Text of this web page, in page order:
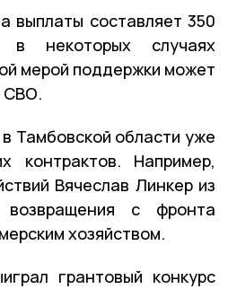
выплаты составляет 350
некоторых случаях
мерой поддержки может
СВО.
Тамбовской области уже
контрактов. Например,
Вячеслав Линкер из
возвращения с фронта
хозяйством.
грантовый конкурс